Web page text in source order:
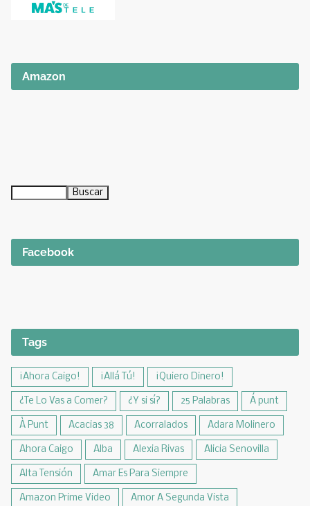
Amazon
Facebook
Tags
¡Ahora Caigo! ¡Allá Tú! ¡Quiero Dinero!
¿Te Lo Vas a Comer? ¿Y si sí? 25 Palabras Á punt
À Punt Acacias 38 Acorralados Adara Molinero
Ahora Caigo Alba Alexia Rivas Alicia Senovilla
Alta Tensión Amar Es Para Siempre
Amazon Prime Video Amor A Segunda Vista